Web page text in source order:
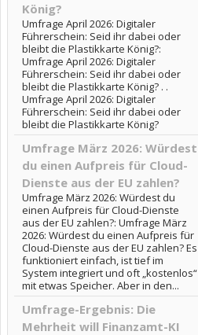
König?
Umfrage April 2026: Digitaler
Führerschein: Seid ihr dabei oder
bleibt die Plastikkarte König?:
Umfrage April 2026: Digitaler
Führerschein: Seid ihr dabei oder
bleibt die Plastikkarte König? . .
Umfrage April 2026: Digitaler
Führerschein: Seid ihr dabei oder
bleibt die Plastikkarte König?
Umfrage März 2026: Würdest
du einen Aufpreis für Cloud-
Dienste aus der EU zahlen?
Umfrage März 2026: Würdest du
einen Aufpreis für Cloud-Dienste
aus der EU zahlen?: Umfrage März
2026: Würdest du einen Aufpreis für
Cloud-Dienste aus der EU zahlen? Es
funktioniert einfach, ist tief im
System integriert und oft „kostenlos“
mit etwas Speicher. Aber in den...
Umfrage-Ergebnis: Die
Mehrheit will Finanzamt-KI